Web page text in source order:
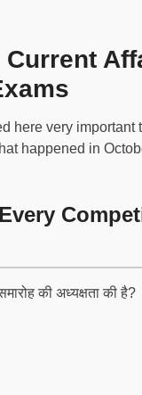
Current
here very important
happened in
की अध्यक्षता की है?